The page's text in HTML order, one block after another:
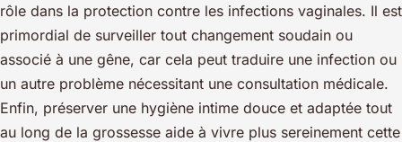
rôle dans la protection contre les infections vaginales. Il est
primordial de surveiller tout changement soudain ou
associé à une gêne, car cela peut traduire une infection ou
un autre problème nécessitant une consultation médicale.
Enfin, préserver une hygiène intime douce et adaptée tout
au long de la grossesse aide à vivre plus sereinement cette